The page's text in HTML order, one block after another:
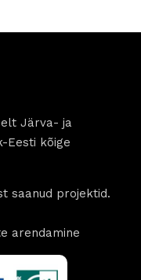
Järva- ja
Eesti kõige
saanud projektid.
arendamine